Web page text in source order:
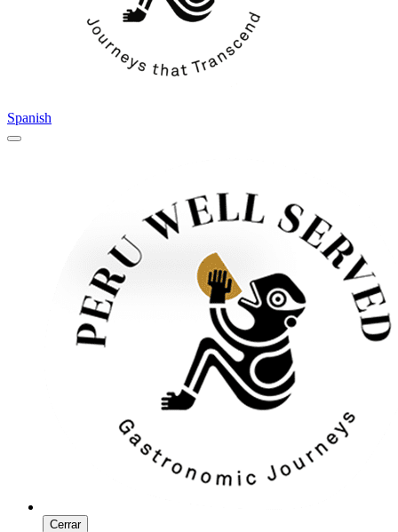
Spanish
Cerrar